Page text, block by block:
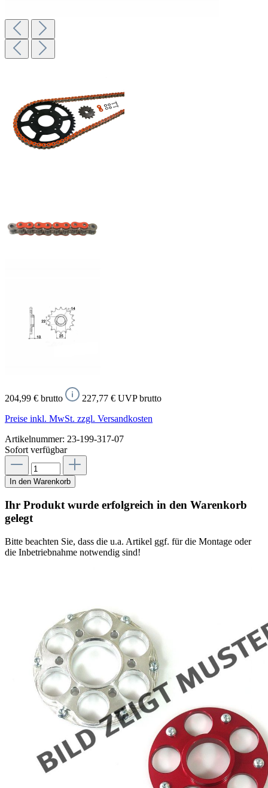
204,99 € brutto
227,77 € UVP brutto
Preise inkl. MwSt. zzgl. Versandkosten
Artikelnummer: 23-199-317-07
Sofort verfügbar
In den Warenkorb
Ihr Produkt wurde erfolgreich in den Warenkorb
gelegt
Bitte beachten Sie, dass die u.a. Artikel ggf. für die Montage oder
die Inbetriebnahme notwendig sind!